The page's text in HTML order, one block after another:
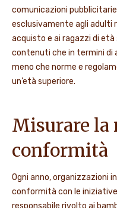
comunicazioni
esclusivamente agli adulti
acquisto e ai ragazzi di età
contenuti che in termini di
meno che norme e
un’età superiore.
Misurare la
conformità
Ogni anno, organizzazioni
conformità con le
responsabile rivolto ai